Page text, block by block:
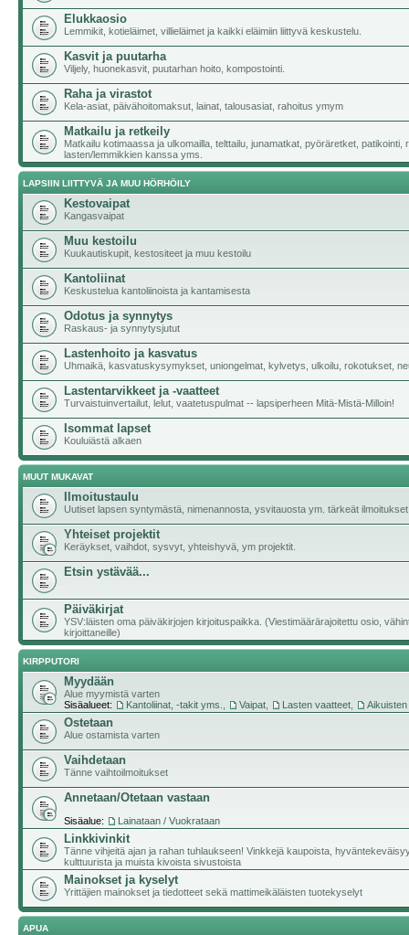
Elukkaosio
Lemmikit, kotieläimet, villieläimet ja kaikki eläimiin liittyvä keskustelu.
Kasvit ja puutarha
Viljely, huonekasvit, puutarhan hoito, kompostointi.
Raha ja virastot
Kela-asiat, päivähoitomaksut, lainat, talousasiat, rahoitus ymym
Matkailu ja retkeily
Matkailu kotimaassa ja ulkomailla, telttailu, junamatkat, pyöräretket, patikointi,
lasten/lemmikkien kanssa yms.
LAPSIIN LIITTYVÄ JA MUU HÖRHÖILY
Kestovaipat
Kangasvaipat
Muu kestoilu
Kuukautiskupit, kestositeet ja muu kestoilu
Kantoliinat
Keskustelua kantoliinoista ja kantamisesta
Odotus ja synnytys
Raskaus- ja synnytysjutut
Lastenhoito ja kasvatus
Uhmaikä, kasvatuskysymykset, uniongelmat, kylvetys, ulkoilu, rokotukset,
Lastentarvikkeet ja -vaatteet
Turvaistuinvertailut, lelut, vaatetuspulmat -- lapsiperheen Mitä-Mistä-Milloin!
Isommat lapset
Kouluiästä alkaen
MUUT MUKAVAT
Ilmoitustaulu
Uutiset lapsen syntymästä, nimenannosta, ysvitauosta ym. tärkeät ilmoitukset
Yhteiset projektit
Keräykset, vaihdot, sysvyt, yhteishyvä, ym projektit.
Etsin ystävää...
Päiväkirjat
YSV:läisten oma päiväkirjojen kirjoituspaikka. (Viestimäärärajoitettu osio,
kirjoittaneille)
KIRPPUTORI
Myydään
Alue myymistä varten
Sisäalueet:
Kantoliinat, -takit yms. Vaipat Lasten vaatteet
Ostetaan
Alue ostamista varten
Vaihdetaan
Tänne vaihtoilmoitukset
Annetaan/Otetaan vastaan
Sisäalue: Lainataan / Vuokrataan
Linkkivinkit
Tänne vihjeitä ajan ja rahan tuhlaukseen! Vinkkejä kaupoista,
kulttuurista ja muista kivoista sivustoista
Mainokset ja kyselyt
Yrittäjien mainokset ja tiedotteet sekä mattimeikäläisten tuotekyselyt
APUA